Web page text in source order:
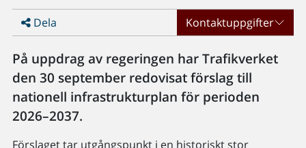
Dela Kontaktuppgifter
På uppdrag av regeringen har Trafikverket
den 30 september redovisat förslag till
nationell infrastrukturplan för perioden
2026–2037.
Förslaget tar utgångspunkt i en historiskt stor